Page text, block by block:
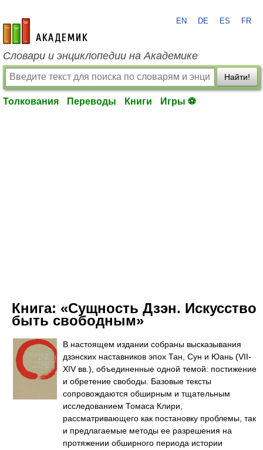
academic.ru
EN DE ES FR
Словари и энциклопедии на Академике
Найти!
Толкования Переводы Книги Игры ⚽
Книга: «Сущность Дзэн. Искусство
быть свободным»
В настоящем издании собраны высказывания
дзэнских наставников эпох Тан, Сун и Юань (VII-
XIV вв.), объединенные одной темой: постижение
и обретение свободы. Базовые тексты
сопровождаются обширным и тщательным
исследованием Томаса Клири,
рассматривающего как постановку проблемы, так
и предлагаемые методы ее разрешения на
протяжении обширного периода истории